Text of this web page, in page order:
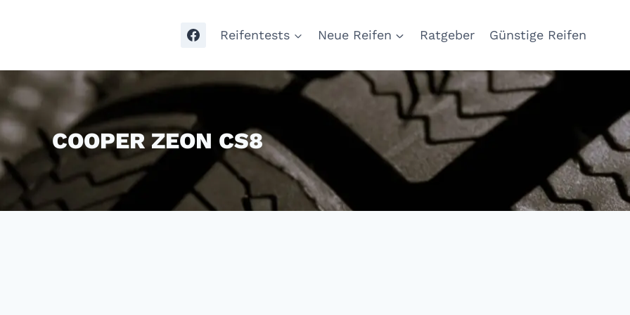
Reifentests Neue Reifen Ratgeber Günstige Reifen
COOPER ZEON CS8